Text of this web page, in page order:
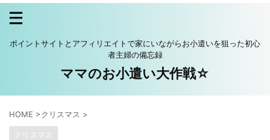
ポイントサイトとアフィリエイトで家にいながらお小遣いを狙った初心
者主婦の備忘録
ママのお小遣い大作戦☆
HOME >クリスマス >
クリスマス